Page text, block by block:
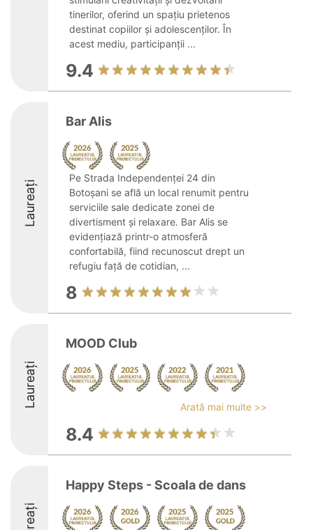
tinerilor, oferind un spațiu prietenos
destinat copiilor și adolescenților. În
acest mediu, participanții ...
9.4
Laureați
Bar Alis
Pe Strada Independenței 24 din
Botoșani se află un local renumit pentru
serviciile sale dedicate zonei de
divertisment și relaxare. Bar Alis se
evidențiază printr-o atmosferă
confortabilă, fiind recunoscut drept un
refugiu față de cotidian, ...
8
Laureați
MOOD Club
Arată mai multe >>
8.4
Happy Steps - Scoala de dans